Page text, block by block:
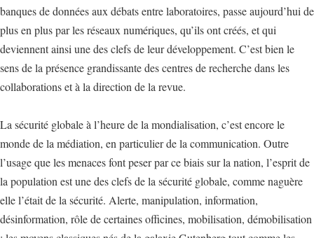
banques de données aux débats entre laboratoires, passe aujourd’hui de
plus en plus par les réseaux numériques, qu’ils ont créés, et qui
deviennent ainsi une des clefs de leur développement. C’est bien le
sens de la présence grandissante des centres de recherche dans les
collaborations et à la direction de la revue.
La sécurité globale à l’heure de la mondialisation, c’est encore le
monde de la médiation, en particulier de la communication. Outre
l’usage que les menaces font peser par ce biais sur la nation, l’esprit de
la population est une des clefs de la sécurité globale, comme naguère
elle l’était de la sécurité. Alerte, manipulation, information,
désinformation, rôle de certaines officines, mobilisation, démobilisation